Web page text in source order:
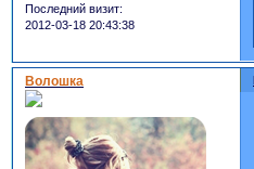
Последний визит:
2012-03-18 20:43:38
Волошка